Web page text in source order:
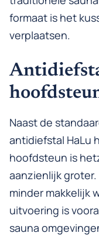
formaat is het
verplaatsen.
Naast de
antidiefstal HaLu
hoofdsteun is
aanzienlijk
minder makkelijk
uitvoering is
sauna